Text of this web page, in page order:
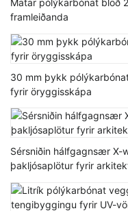
Matar pólýkarbónat blöð
framleiðanda
30 mm þykk
fyrir öryggisskápa
Sérsniðin hálfgagnsær X-
þakljósaplötur fyrir